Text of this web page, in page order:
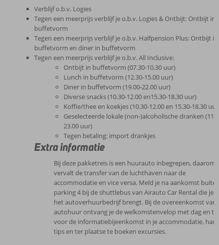
Verblijf o.b.v. Logies
Tegen een meerprijs verblijf je o.b.v. Logies & Ontbijt: Ontbijt in
buffetvorm
Tegen een meerprijs verblijf je o.b.v. Halfpension Plus: Ontbijt in
buffetvorm en diner in buffetvorm
Tegen een meerprijs verblijf je o.b.v. All Inclusive:
Ontbijt in buffetvorm (07.30-10.30 uur)
Lunch in buffetvorm (12.30-15.00 uur)
Diner in buffetvorm (19.00-22.00 uur)
Diverse snacks (10.30-12.00 en15.30-18.30 uur)
Koffie/thee en koekjes (10.30-12.00 en 15.30-18.30
Geselecteerde lokale (non-)alcoholische dranken
23.00 uur)
Tegen betaling: import drankjes
Extra informatie
Bij deze pakketreis is een huurauto inbegrepen, daarom
vervalt de transfer van de luchthaven naar de
accommodatie en vice versa. Meld je na aankomst
parking 4 bij de shuttlebus van Airauto Car Rental die je
het autoverhuurbedrijf brengt. Bij de overeenkomst van
autohuur ontvang je de welkomstenvelop met dag en
voor de informatiebijeenkomst in je accommodatie,
tips en ter plaatse te boeken excursies.